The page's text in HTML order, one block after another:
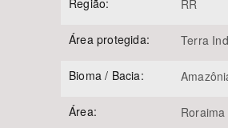
Região: RR
Área protegida: Terra
Bioma / Bacia:
Área: